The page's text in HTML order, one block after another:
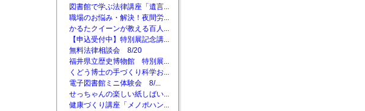
図書館で学ぶ法律講座「遺言...
職場のお悩み・解決！夜間労...
かるたクイーンが教える百人...
【申込受付中】特別展記念講...
無料法律相談会 8/20
福井県立歴史博物館 特別展...
くどう博士の手づくり科学お...
電子図書館ミニ体験会 8/...
せっちゃんの楽しい紙しばい...
健康づくり講座「メノポハン...